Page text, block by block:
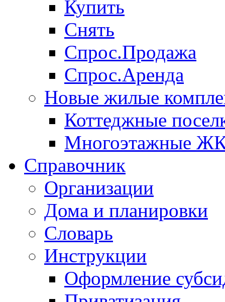
Купить
Снять
Спрос.Продажа
Спрос.Аренда
Новые жилые
Коттеджные
Многоэтажные
Справочник
Организации
Дома и планировки
Словарь
Инструкции
Оформление